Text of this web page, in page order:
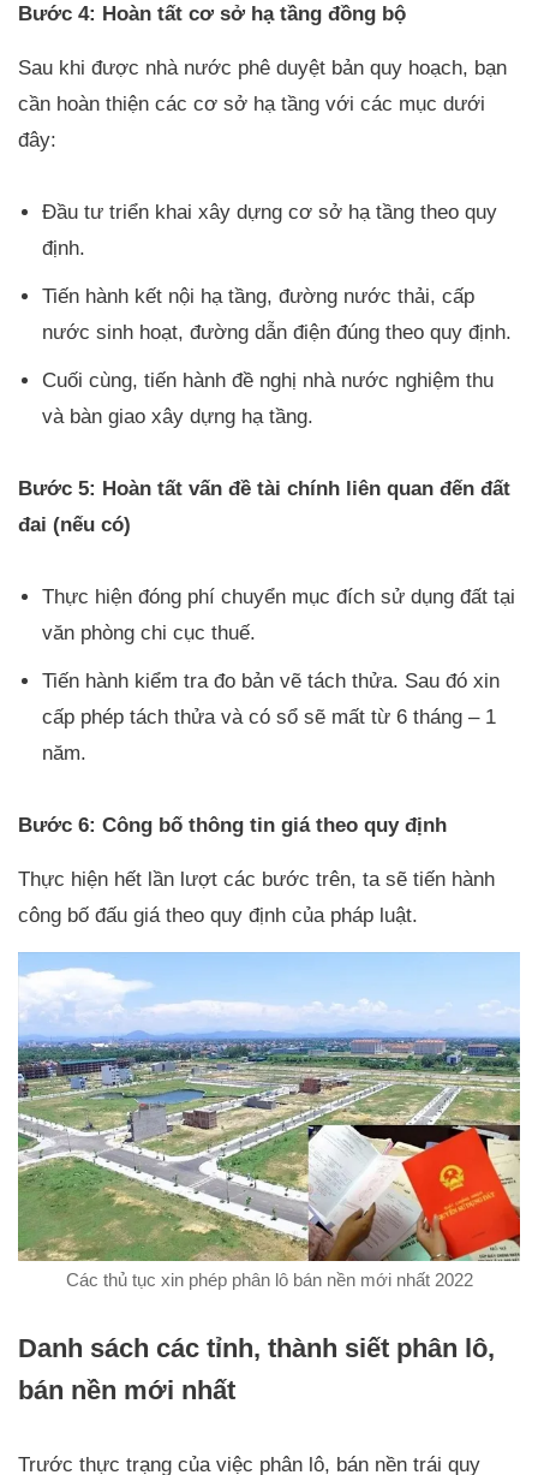
Bước 4: Hoàn tất cơ sở hạ tầng đồng bộ
Sau khi được nhà nước phê duyệt bản quy hoạch, bạn
cần hoàn thiện các cơ sở hạ tầng với các mục dưới
đây:
Đầu tư triển khai xây dựng cơ sở hạ tầng theo quy
định.
Tiến hành kết nội hạ tầng, đường nước thải, cấp
nước sinh hoạt, đường dẫn điện đúng theo quy định.
Cuối cùng, tiến hành đề nghị nhà nước nghiệm thu
và bàn giao xây dựng hạ tầng.
Bước 5: Hoàn tất vấn đề tài chính liên quan đến đất
đai (nếu có)
Thực hiện đóng phí chuyển mục đích sử dụng đất tại
văn phòng chi cục thuế.
Tiến hành kiểm tra đo bản vẽ tách thửa. Sau đó xin
cấp phép tách thửa và có sổ sẽ mất từ 6 tháng – 1
năm.
Bước 6: Công bố thông tin giá theo quy định
Thực hiện hết lần lượt các bước trên, ta sẽ tiến hành
công bố đấu giá theo quy định của pháp luật.
Các thủ tục xin phép phân lô bán nền mới nhất 2022
Danh sách các tỉnh, thành siết phân lô,
bán nền mới nhất
Trước thực trạng của việc phân lô, bán nền trái quy